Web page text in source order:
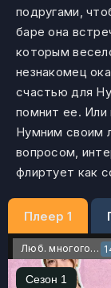
подругами,
баре она
которым
незнакомец
счастью для
помнит ее. Или
Нумним своим
вопросом,
флиртует как
Плеер 1
Люб. многоголосый